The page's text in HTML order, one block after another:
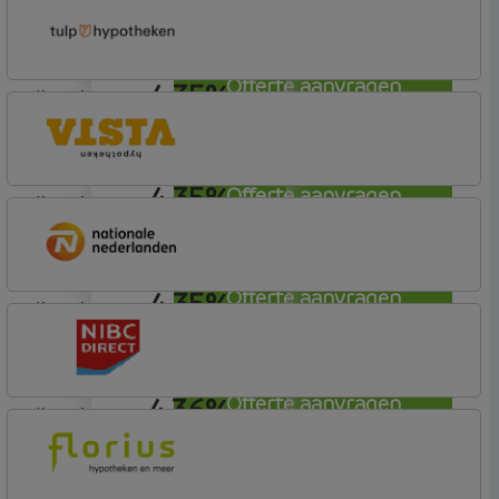
Offerte aanvragen
4,35%
Offerte aanvragen
Budget (Incl. Korting)
lineair
4,35%
Offerte aanvragen
Tulp Compleet Hypotheken
lineair
4,35%
Offerte aanvragen
lineair
4,36%
Nationale-Nederlanden Bank
Nationale Nederlanden
lineair
NIBC Direct
NIBC Direct Extra